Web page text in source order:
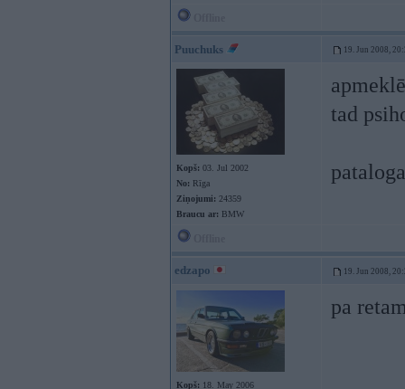
Puuchuks 19. Jun 2008,
Kopš: 03. Jul 2002
No: Rīga
Ziņojumi: 24359
Braucu ar: BMW
tad
edzapo 19. Jun 2008,
Kopš: 18. May 2006
pa